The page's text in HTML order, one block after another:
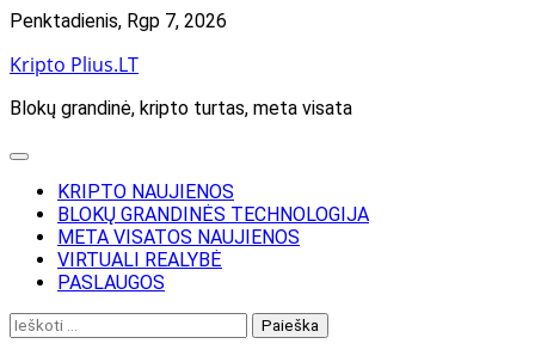
Skip
content
Penktadienis, Rgp 7, 2026
Kripto Plius.LT
Blokų grandinė, kripto turtas, meta visata
KRIPTO NAUJIENOS
BLOKŲ GRANDINĖS TECHNOLOGIJA
META VISATOS NAUJIENOS
VIRTUALI REALYBĖ
PASLAUGOS
Ieškoti: